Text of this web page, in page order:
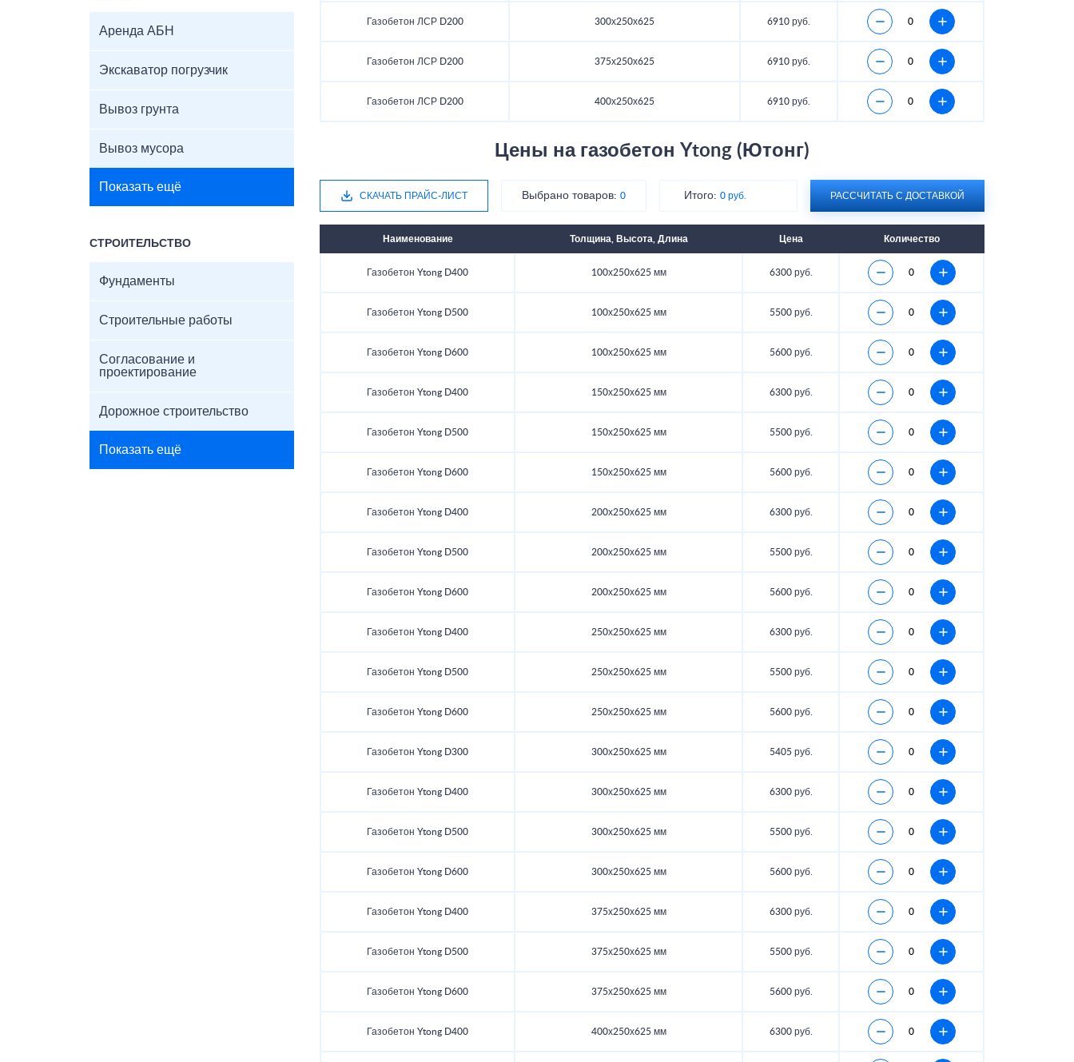
Аренда АБН
Экскаватор погрузчик
Вывоз грунта
Вывоз мусора
Показать ещё
СТРОИТЕЛЬСТВО
Фундаменты
Строительные работы
Согласование и
проектирование
Дорожное строительство
Показать ещё
Газобетон ЛСР D200 300х250х625 6910 руб.
Газобетон ЛСР D200 375х250х625 6910 руб.
Газобетон ЛСР D200 400х250х625 6910 руб.
Цены на газобетон Ytong (Ютонг)
СКАЧАТЬ ПРАЙС-ЛИСТ Выбрано товаров: 0 Итого:0 руб. РАССЧИТАТЬ С ДОСТАВКОЙ
Наименование Толщина, Высота, Длина Цена Количество
Газобетон Ytong D400 100х250х625 мм 6300 руб.
Газобетон Ytong D500 100х250х625 мм 5500 руб.
Газобетон Ytong D600 100х250х625 мм 5600 руб.
Газобетон Ytong D400 150х250х625 мм 6300 руб.
Газобетон Ytong D500 150х250х625 мм 5500 руб.
Газобетон Ytong D600 150х250х625 мм 5600 руб.
Газобетон Ytong D400 200х250х625 мм 6300 руб.
Газобетон Ytong D500 200х250х625 мм 5500 руб.
Газобетон Ytong D600 200х250х625 мм 5600 руб.
Газобетон Ytong D400 250х250х625 мм 6300 руб.
Газобетон Ytong D500 250х250х625 мм 5500 руб.
Газобетон Ytong D600 250х250х625 мм 5600 руб.
Газобетон Ytong D300 300х250х625 мм 5405 руб.
Газобетон Ytong D400 300х250х625 мм 6300 руб.
Газобетон Ytong D500 300х250х625 мм 5500 руб.
Газобетон Ytong D600 300х250х625 мм 5600 руб.
Газобетон Ytong D400 375х250х625 мм 6300 руб.
Газобетон Ytong D500 375х250х625 мм 5500 руб.
Газобетон Ytong D600 375х250х625 мм 5600 руб.
Газобетон Ytong D400 400х250х625 мм 6300 руб.